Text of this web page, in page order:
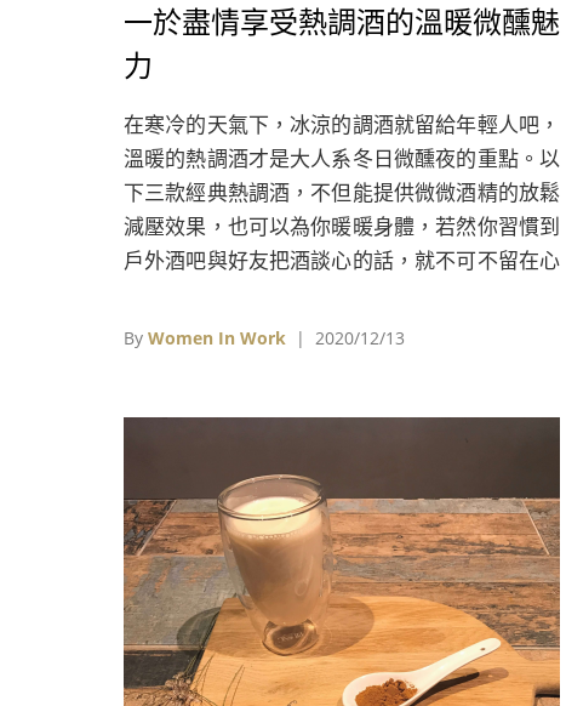
一於盡情享受熱調酒的溫暖微醺魅
力
在寒冷的天氣下，冰涼的調酒就留給年輕人吧，
溫暖的熱調酒才是大人系冬日微醺夜的重點。以
下三款經典熱調酒，不但能提供微微酒精的放鬆
減壓效果，也可以為你暖暖身體，若然你習慣到
戶外酒吧與好友把酒談心的話，就不可不留在心
己調酒喔。
By Women In Work | 2020/12/13